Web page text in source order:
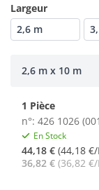
Largeur
2,6 m
2,6 m x 10 m
1 Pièce
n°: 426 1026
En Stock
44,18 € (44,18
36,82 € (36,82